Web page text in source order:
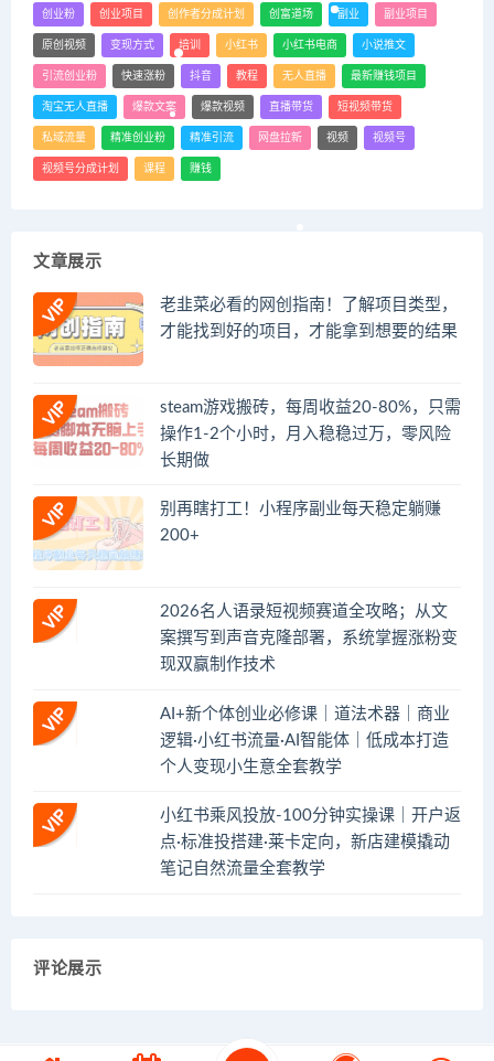
创业粉 创业项目 创作者分成计划 创富道场 副业 副业项目
原创视频 变现方式 培训 小红书 小红书电商 小说推文
引流创业粉 快速涨粉 抖音 教程 无人直播 最新赚钱项目
淘宝无人直播 爆款文案 爆款视频 直播带货 短视频带货
私域流量 精准创业粉 精准引流 网盘拉新 视频 视频号
视频号分成计划 课程 赚钱
文章展示
老韭菜必看的网创指南！了解项目类型，
才能找到好的项目，才能拿到想要的结果
steam游戏搬砖，每周收益20-80%，只需
操作1-2个小时，月入稳稳过万，零风险
长期做
别再瞎打工！小程序副业每天稳定躺赚
200+
2026名人语录短视频赛道全攻略；从文
案撰写到声音克隆部署，系统掌握涨粉变
现双赢制作技术
AI+新个体创业必修课｜道法术器｜商业
逻辑·小红书流量·AI智能体｜低成本打造
个人变现小生意全套教学
小红书乘风投放-100分钟实操课｜开户返
点·标准投搭建·莱卡定向，新店建模撬动
笔记自然流量全套教学
评论展示